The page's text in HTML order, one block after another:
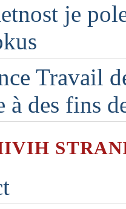
je
Travail
à des fins